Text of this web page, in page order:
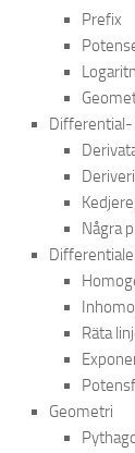
Prefix
Differential-
Några
Räta
Geometri